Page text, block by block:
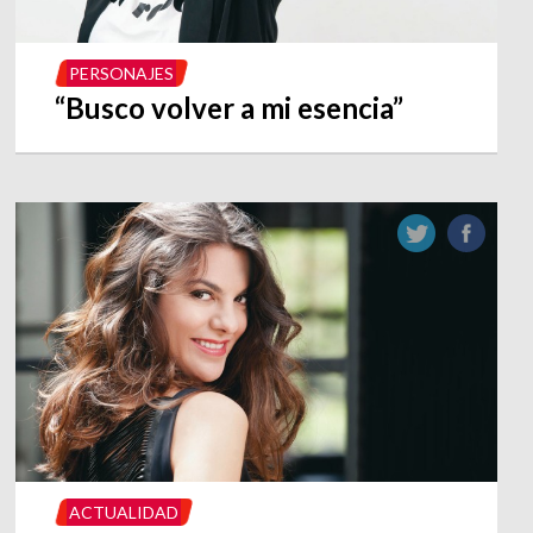
PERSONAJES
“Busco volver a mi esencia”
ACTUALIDAD